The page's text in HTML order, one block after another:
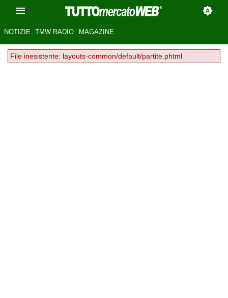
NOTIZIE TMW RADIO MAGAZINE
File inesistente: layouts-common/default/partite.phtml